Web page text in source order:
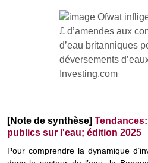
[Note de synthèse]
publics sur l'eau; édition 2025
Pour comprendre la dynamique